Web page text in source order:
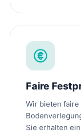
Faire
Wir bieten
Sie erhalten